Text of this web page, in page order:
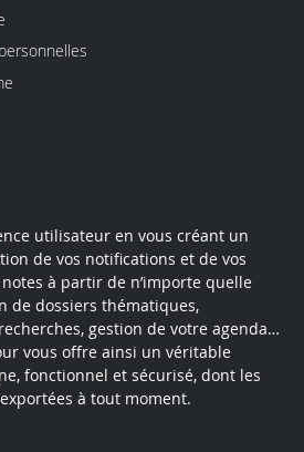
utilisateur en vous créant un
de vos notifications et de vos
à partir de n’importe quelle
de dossiers thématiques,
gestion de votre agenda…
vous offre ainsi un véritable
fonctionnel et sécurisé, dont les
à tout moment.